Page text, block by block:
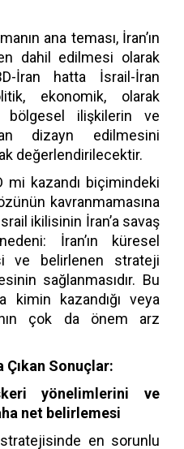
ana teması, İran’ın
dahil edilmesi olarak
İran hatta İsrail-İran
ekonomik, olarak
bölgesel ilişkilerin ve
dizayn edilmesini
değerlendirilecektir.
mi kazandı biçimindeki
kavranmamasına
ikilisinin İran’a savaş
İran’ın küresel
ve belirlenen strateji
sağlanmasıdır. Bu
kimin kazandığı veya
çok da önem arz
Çıkan Sonuçlar:
yönelimlerini ve
net belirlemesi
stratejisinde en sorunlu